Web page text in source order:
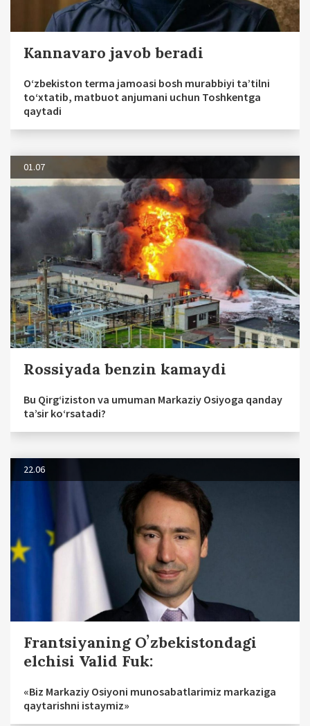
Kannavaro javob beradi
O‘zbekiston terma jamoasi bosh murabbiyi ta’tilni
to‘xtatib, matbuot anjumani uchun Toshkentga
qaytadi
01.07
Rossiyada benzin kamaydi
Bu Qirg‘iziston va umuman Markaziy Osiyoga qanday
ta’sir ko‘rsatadi?
22.06
Frantsiyaning Oʼzbekistondagi
elchisi Valid Fuk:
«Biz Markaziy Osiyoni munosabatlarimiz markaziga
qaytarishni istaymiz»